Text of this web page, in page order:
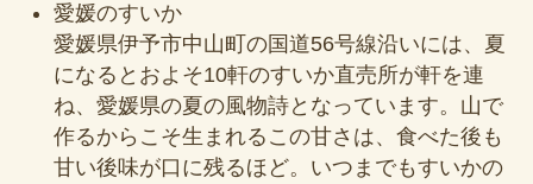
愛媛のすいか
愛媛県伊予市中山町の国道56号線沿いには、夏
になるとおよそ10軒のすいか直売所が軒を連
ね、愛媛県の夏の風物詩となっています。山で
作るからこそ生まれるこの甘さは、食べた後も
甘い後味が口に残るほど。いつまでもすいかの